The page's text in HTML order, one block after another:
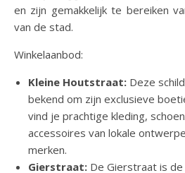
en zijn gemakkelijk te bereiken
van de stad.
Winkelaanbod:
Kleine Houtstraat: Deze
bekend om zijn exclusieve
vind je prachtige kleding,
accessoires van lokale
merken.
Gierstraat: De Gierstraat is